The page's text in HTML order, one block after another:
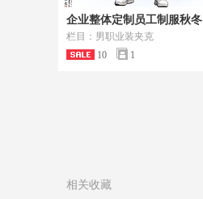
企业整体定制员工制服秋冬
栏目：男职业装夹克
10
1
相关收藏